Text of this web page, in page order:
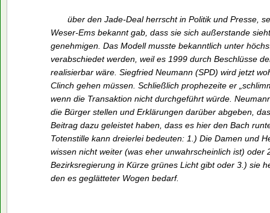
über den Jade-Deal herrscht in Politik und Presse,
Weser-Ems bekannt gab, dass sie sich außerstande
genehmigen. Das Modell musste bekanntlich unter
verabschiedet werden, weil es 1999 durch Beschlüsse
realisierbar wäre. Siegfried Neumann (SPD) wird jetzt
Clinch gehen müssen. Schließlich prophezeite er
wenn die Transaktion nicht durchgeführt würde.
die Bürger stellen und Erklärungen darüber abgeben,
Beitrag dazu geleistet haben, dass es hier den Bach
Totenstille kann dreierlei bedeuten: 1.) Die Damen und
wissen nicht weiter (was eher unwahrscheinlich ist) oder
Bezirksregierung in Kürze grünes Licht gibt oder 3.) sie
den es geglätteter Wogen bedarf.